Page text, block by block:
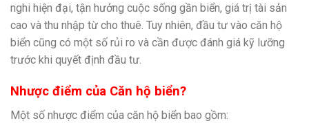
nghi hiện đại, tận hưởng cuộc sống gần biển, giá trị tài sản
cao và thu nhập từ cho thuê. Tuy nhiên, đầu tư vào căn hộ
biển cũng có một số rủi ro và cần được đánh giá kỹ lưỡng
trước khi quyết định đầu tư.
Nhược điểm của Căn hộ biển?
Một số nhược điểm của căn hộ biển bao gồm: